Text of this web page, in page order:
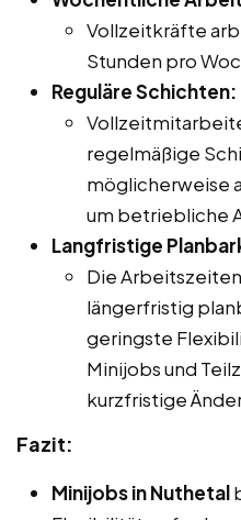
Vollzeitkräfte
Stunden pro
Reguläre Schichten:
regelmäßige
möglicherweise
um betriebliche
Langfristige
Die
längerfristig
geringste
Minijobs und
kurzfristige
Fazit:
Minijobs in Nuthetal